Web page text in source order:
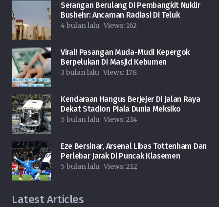
Serangan Berulang Di Pembangkit Nuklir
Bushehr: Ancaman Radiasi Di Teluk
4 bulan lalu Views: 162
Viral! Pasangan Muda-Mudi Kepergok
Berpelukan Di Masjid Kebumen
3 bulan lalu Views: 178
Kendaraan Hangus Berjejer Di Jalan Raya
Dekat Stadion Piala Dunia Meksiko
5 bulan lalu Views:214
Eze Bersinar, Arsenal Libas Tottenham Dan
Perlebar Jarak Di Puncak Klasemen
5 bulan lalu Views:212
Latest Articles